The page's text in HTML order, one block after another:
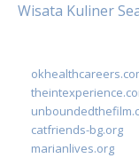
Wisata Kuliner
catfriends-bg.org
marianlives.org